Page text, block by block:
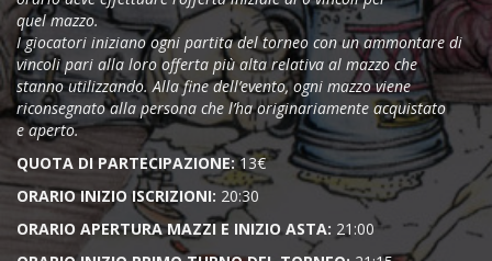
quel mazzo.
I giocatori iniziano ogni partita del torneo con un ammontare di
vincoli pari alla loro offerta più alta relativa al mazzo che
stanno utilizzando. Alla fine dell’evento, ogni mazzo viene
riconsegnato alla persona che l’ha originariamente acquistato
e aperto.
QUOTA DI PARTECIPAZIONE:13€
ORARIO INIZIO ISCRIZIONI: 20:30
ORARIO APERTURA MAZZI E INIZIO ASTA: 21:00